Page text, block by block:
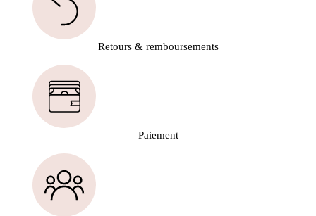
Retours & remboursements
Paiement